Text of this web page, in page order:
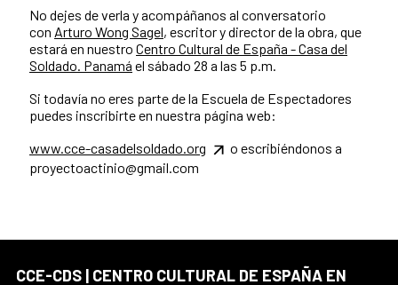
No dejes de verla y acompáñanos al conversatorio
con Arturo Wong Sagel, escritor y director de la obra, que
estará en nuestro Centro Cultural de España - Casa del
Soldado. Panamá el sábado 28 a las 5 p.m.
Si todavía no eres parte de la Escuela de Espectadores
puedes inscribirte en nuestra página web:
www.cce-casadelsoldado.org
o escribiéndonos a
proyectoactinio@gmail.com
CCE-CDS | CENTRO CULTURAL DE ESPAÑA EN